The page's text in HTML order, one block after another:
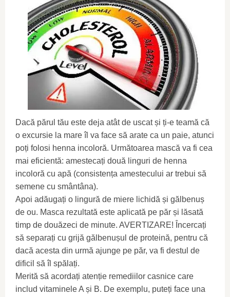
Dacă părul tău este deja atât de uscat și ți-e teamă că
o excursie la mare îl va face să arate ca un paie, atunci
poți folosi henna incoloră. Următoarea mască va fi cea
mai eficientă: amestecați două linguri de henna
incoloră cu apă (consistența amestecului ar trebui să
semene cu smântâna).
Apoi adăugați o lingură de miere lichidă și gălbenuș
de ou. Masca rezultată este aplicată pe păr și lăsată
timp de douăzeci de minute. AVERTIZARE! Încercați
să separați cu grijă gălbenușul de proteină, pentru că
dacă acesta din urmă ajunge pe păr, va fi destul de
dificil să îl spălați.
Merită să acordați atenție remediilor casnice care
includ vitaminele A și B. De exemplu, puteți face una